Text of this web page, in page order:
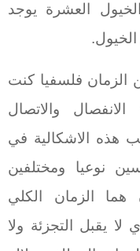
العشرة يوجد
الزمان فلسفيا كنت
والاتصال
هذه الاشكالية في
نوعيا ومختلفين
هما الزمان الكلي
لا يقبل التجزئة ولا